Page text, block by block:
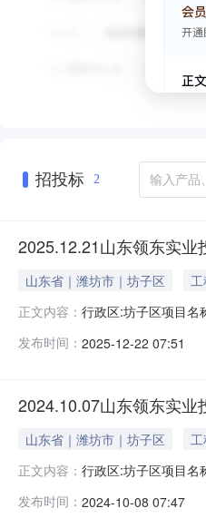
招投标 2
2025.12.21山东领东实业
山东省｜潍坊市｜坊子区
正文内容： 行政区:坊子区项目名
司约定容积率:下限
发布时间： 2025-12-22 07:51
2024.10.07山东领东实业
山东省｜潍坊市｜坊子区
正文内容： 行政区:坊子区项目
限公司约定容积率:
发布时间： 2024-10-08 07:47